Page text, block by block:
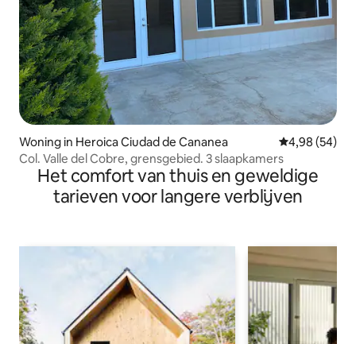
Woning in Heroica Ciudad de Cananea Gemiddelde
4,98 (54)
Col. Valle del Cobre, grensgebied. 3 slaapkamers
Het comfort van thuis en geweldige
tarieven voor langere verblijven